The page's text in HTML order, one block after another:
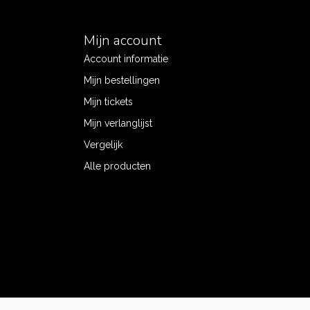
Mijn account
Account informatie
Mijn bestellingen
Mijn tickets
Mijn verlanglijst
Vergelijk
Alle producten